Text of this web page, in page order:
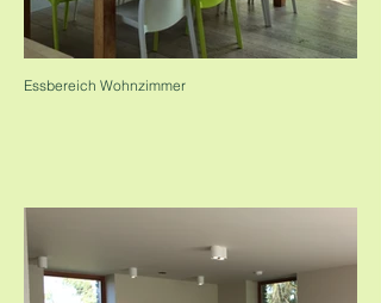
Essbereich Wohnzimmer